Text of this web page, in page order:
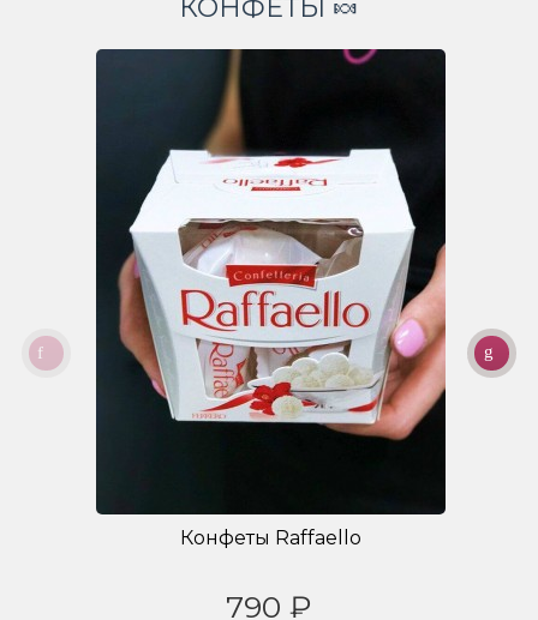
КОНФЕТЫ 🍬
Конфеты Raffaello
790 ₽